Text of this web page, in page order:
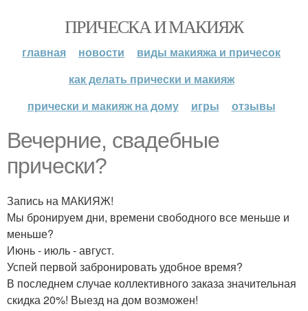
ПРИЧЕСКА И МАКИЯЖ
главная новости
виды макияжа и причесок
как делать прически и макияж
прически и макияж на дому
игры отзывы
Вечерние, свадебные
прически?
Запись на МАКИЯЖ!
Мы бронируем дни, времени свободного все меньше и
меньше?
Июнь - июль - август.
Успей первой забронировать удобное время?
В последнем случае коллективного заказа значительная
скидка 20%! Выезд на дом возможен!